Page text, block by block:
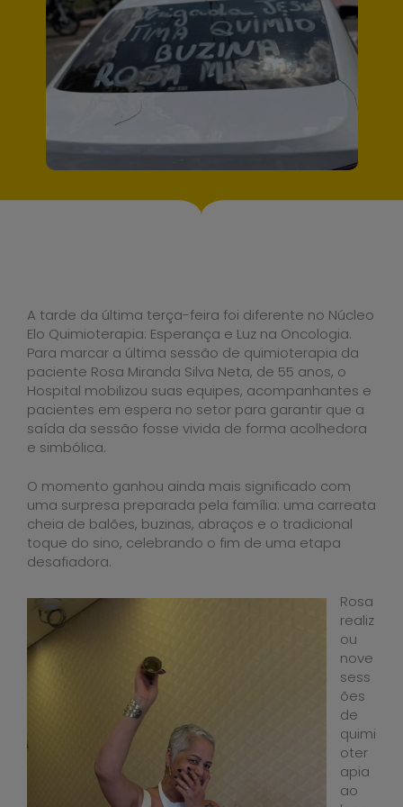
A tarde da última terça-feira foi diferente no Núcleo
Elo Quimioterapia: Esperança e Luz na Oncologia.
Para marcar a última sessão de quimioterapia da
paciente Rosa Miranda Silva Neta, de 55 anos, o
Hospital mobilizou suas equipes, acompanhantes e
pacientes em espera no setor para garantir que a
saída da sessão fosse vivida de forma acolhedora
e simbólica.
O momento ganhou ainda mais significado com
uma surpresa preparada pela família: uma carreata
cheia de balões, buzinas, abraços e o tradicional
toque do sino, celebrando o fim de uma etapa
desafiadora.
Rosa
realiz
ou
nove
sess
ões
de
quimi
oter
apia
ao